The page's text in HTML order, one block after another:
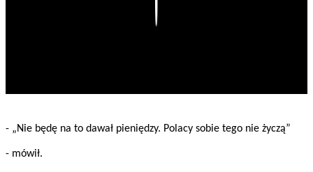
- „Nie będę na to dawał pieniędzy. Polacy sobie tego nie życzą”
- mówił.